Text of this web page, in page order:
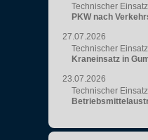
Technischer Einsatz
PKW nach
27.07.2026
Technischer Einsatz
Kraneinsatz in
23.07.2026
Technischer Einsatz